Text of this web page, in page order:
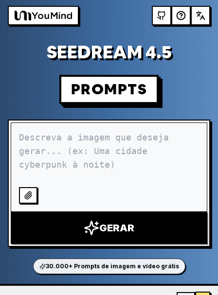
SEEDREAM 4.5
PROMPTS
GERAR
30.000+ Prompts de imagem e vídeo grátis